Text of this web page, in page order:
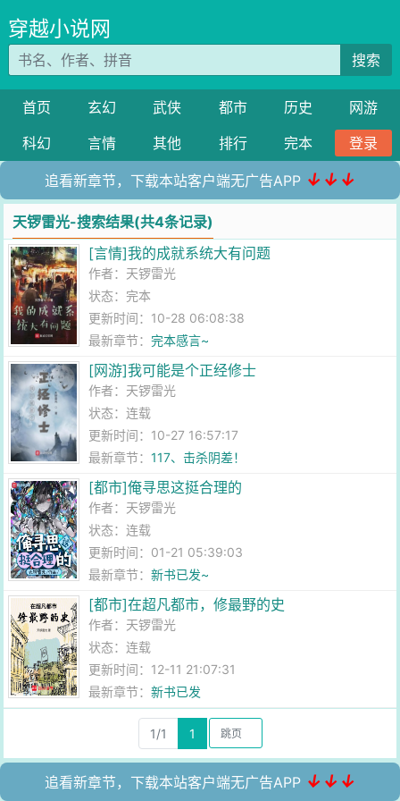
穿越小说网
搜索
首页 玄幻 武侠 都市 历史
网游
科幻
言情 其他 排行 完本 登录
追看新章节，下载本站客户端无广告APP ↓↓↓
天锣雷光-搜索结果(共4条记录)
[言情]我的成就系统大有问题
作者： 天锣雷光
状态：完本
更新时间：10-28 06:08:38
最新章节：完本感言~
[网游]我可能是个正经修士
作者： 天锣雷光
状态：连载
更新时间：10-27 16:57:17
最新章节：117、击杀阴差！
[都市]俺寻思这挺合理的
作者： 天锣雷光
状态：连载
更新时间：01-21 05:39:03
最新章节：新书已发~
[都市]在超凡都市，修最野的史
作者： 天锣雷光
状态：连载
更新时间：12-11 21:07:31
最新章节：新书已发
1/1 1
追看新章节，下载本站客户端无广告APP ↓↓↓